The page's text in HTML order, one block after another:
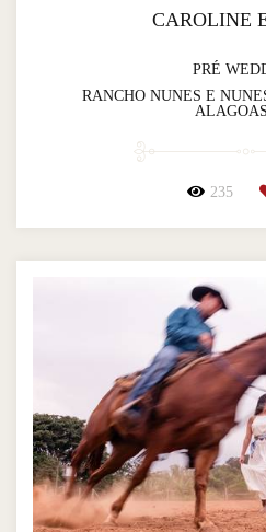
CAROLINE
PRÉ
RANCHO NUNES E
235